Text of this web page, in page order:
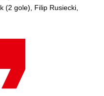
(2 gole), Filip Rusiecki,